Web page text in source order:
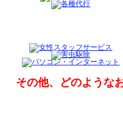
その他、どのような